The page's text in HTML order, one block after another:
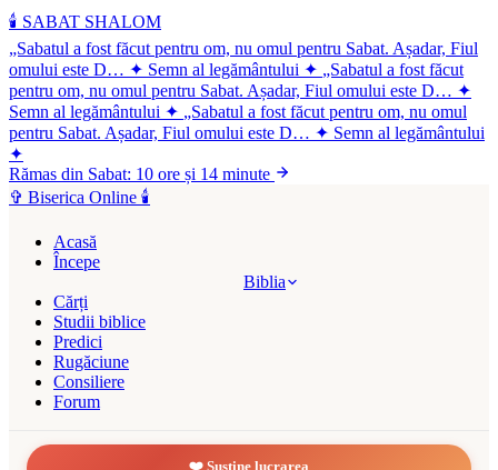
🕯️ SABAT SHALOM
„Sabatul a fost făcut pentru om, nu omul pentru Sabat. Așadar, Fiul
omului este D… ✦ Semn al legământului ✦ „Sabatul a fost făcut
pentru om, nu omul pentru Sabat. Așadar, Fiul omului este D… ✦
Semn al legământului ✦ „Sabatul a fost făcut pentru om, nu omul
pentru Sabat. Așadar, Fiul omului este D… ✦ Semn al legământului
✦
Rămas din Sabat: 10 ore și 14 minute
✞ Biserica Online 🕯️
Acasă
Începe
Biblia
Cărți
Studii biblice
Predici
Rugăciune
Consiliere
Forum
❤️ Susține lucrarea